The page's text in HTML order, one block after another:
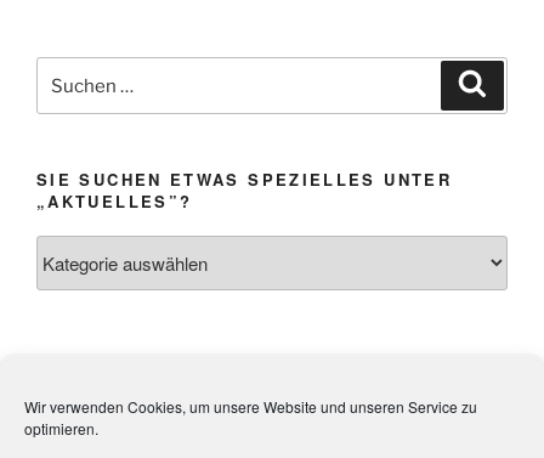
Wir verwenden Cookies, um unsere Website und unseren Service zu
optimieren.
nach:
SIE SUCHEN ETWAS SPEZIELLES UNTER
„AKTUELLES”?
suchen
„Aktuelles”?
Datenschutz
Kandel